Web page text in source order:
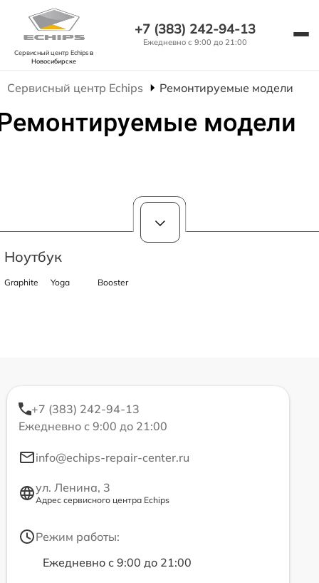
Сервисный центр Echipsв
Новосибирске
+7 (383) 242-94-13
Ежедневно с 9:00 до 21:00
Сервисный центр Echips Ремонтируемые модели
модели
Ноутбук
Graphite Yoga Booster
+7 (383) 242-94-13
Ежедневно с 9:00 до 21:00
info@echips-repair-center.ru
ул. Ленина, 3
Адрес сервисного центра Echips
Режим работы:
Ежедневно с 9:00 до 21:00